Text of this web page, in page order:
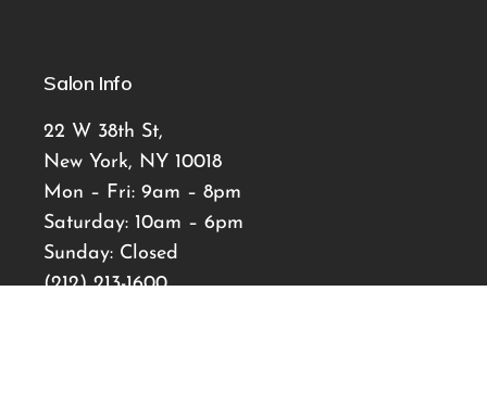
Salon Info
22 W 38th St,
New York, NY 10018
Mon – Fri: 9am – 8pm
Saturday: 10am – 6pm
Sunday: Closed
(212) 213-1600